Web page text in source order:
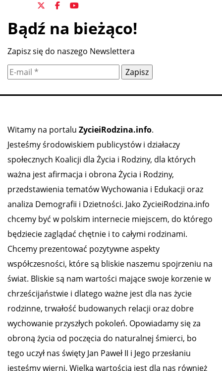
Bądź na bieżąco!
Zapisz się do naszego Newslettera
Witamy na portalu ZycieiRodzina.info.
Jesteśmy środowiskiem publicystów i działaczy
społecznych Koalicji dla Życia i Rodziny, dla których
ważna jest afirmacja i obrona Życia i Rodziny,
przedstawienia tematów Wychowania i Edukacji oraz
analiza Demografii i Dzietności. Jako ZycieiRodzina.info
chcemy być w polskim internecie miejscem, do którego
będziecie zaglądać chętnie i to całymi rodzinami.
Chcemy prezentować pozytywne aspekty
współczesności, które są bliskie naszemu spojrzeniu na
świat. Bliskie są nam wartości mające swoje korzenie w
chrześcijaństwie i dlatego ważne jest dla nas życie
rodzinne, trwałość budowanych relacji oraz dobre
wychowanie przyszłych pokoleń. Opowiadamy się za
obroną życia od poczęcia do naturalnej śmierci, bo
tego uczył nas święty Jan Paweł II i Jego przesłaniu
jesteśmy wierni. Wielką wartością jest dla nas również